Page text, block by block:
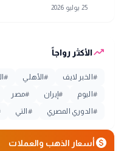
25 يوليو 2026
trending_upالأكثر رواجاً
#الخبر لايف #الأهلي #
#اليوم #إيران #مصر
#الدوري المصري #التي
monetization_onأسعار الذهب والعملات